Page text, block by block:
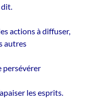
actions à diffuser,
autres
persévérer
les esprits.